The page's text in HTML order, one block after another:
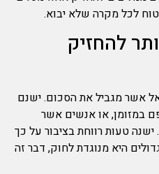
לכל מקרה שלא יבוא.
להחזיק
אשר מגביל את הסכום. ישנם
במזומן, או אנשים אשר
טעות רווחת בציבור על כך
היא מנוגדת לחוק, דבר זה